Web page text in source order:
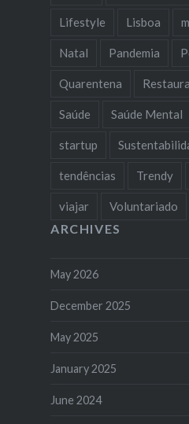
Lifestyle Lisboa
Natal Pandemia
Quarentena
Saúde Saúde Mental
startup
tendências Trendy
viajar Voluntariado
ARCHIVES
May 2026
December 2025
May 2025
January 2025
June 2024